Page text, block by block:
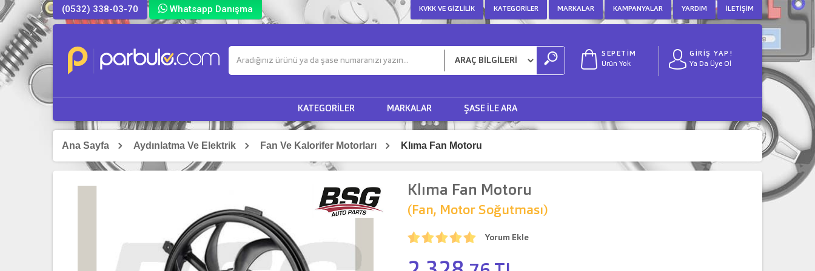
(0532) 338-03-70 Whatsapp Danışma KVKK VE GIZLILIK KATEGORILER MARKALAR KAMPANYALAR YARDIM İLETIŞIM
SEPETİM
Ürün Yok
GİRİŞ YAP!
Ya Da Üye Ol
KATEGORILER MARKALAR ŞASE ILE ARA
Ana Sayfa Aydınlatma Ve Elektrik Fan Ve Kalorifer Motorları Klıma Fan Motoru
Klıma Fan Motoru
(Fan, Motor Soğutması)
Yorum Ekle